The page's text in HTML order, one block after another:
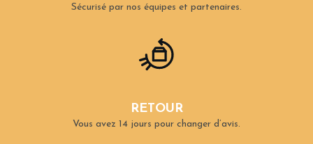
Sécurisé par nos équipes et partenaires.
RETOUR
Vous avez 14 jours pour changer d’avis.